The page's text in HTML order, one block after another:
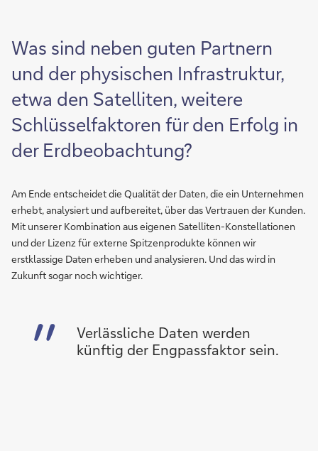
Was sind neben guten Partnern
und der physischen Infrastruktur,
etwa den Satelliten, weitere
Schlüsselfaktoren für den Erfolg in
der Erdbeobachtung?
Am Ende entscheidet die Qualität der Daten, die ein Unternehmen
erhebt, analysiert und aufbereitet, über das Vertrauen der Kunden.
Mit unserer Kombination aus eigenen Satelliten-Konstellationen
und der Lizenz für externe Spitzenprodukte können wir
erstklassige Daten erheben und analysieren. Und das wird in
Zukunft sogar noch wichtiger.
Verlässliche Daten werden
künftig der Engpassfaktor sein.